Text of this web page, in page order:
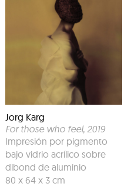
Jorg Karg
For those who feel, 2019
Impresión por pigmento
bajo vidrio acrílico sobre
dibond de aluminio
80 x 64 x 3 cm